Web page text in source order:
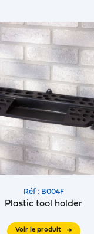
Réf : B004F
Plastic tool holder
Voir le produit